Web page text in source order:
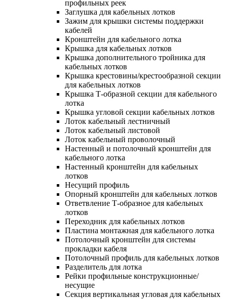
профильных реек
Заглушка для кабельных лотков
Зажим для крышки системы поддержки
кабелей
Кронштейн для кабельного лотка
Крышка для кабельных лотков
Крышка дополнительного тройника для
кабельных лотков
Крышка крестовины/крестообразной секции
для кабельных лотков
Крышка Т-образной секции для кабельного
лотка
Крышка угловой секции кабельных лотков
Лоток кабельный лестничный
Лоток кабельный листовой
Лоток кабельный проволочный
Настенный и потолочный кронштейн для
кабельного лотка
Настенный кронштейн для кабельных
лотков
Несущий профиль
Опорный кронштейн для кабельных лотков
Ответвление Т-образное для кабельных
лотков
Переходник для кабельных лотков
Пластина монтажная для кабельного лотка
Потолочный кронштейн для системы
прокладки кабеля
Потолочный профиль для кабельных лотков
Разделитель для лотка
Рейки профильные конструкционные/
несущие
Секция вертикальная угловая для кабельных